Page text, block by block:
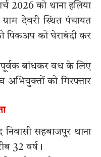
2026 को थाना हलिया
देवरी स्थित पंचायत
पिकअप को घेराबंदी कर
बांधकर वध के लिए
अभियुक्तों को गिरफ्तार
निवासी सहबाजपुर थाना
32 वर्ष।